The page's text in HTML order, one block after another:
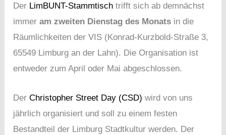
Der LimBUNT-Stammtisch trifft sich ab demnächst
immeram zweiten Dienstag des Monats in die
Räumlichkeiten der VIS (Konrad-Kurzbold-Straße 3,
65549 Limburg an der Lahn). Die Organisation ist
entweder zum April oder Mai abgeschlossen.
DerChristopher Street Day (CSD) wird von uns
jährlich organisiert und soll zu einem festen
Bestandteil der Limburg Stadtkultur werden. Der